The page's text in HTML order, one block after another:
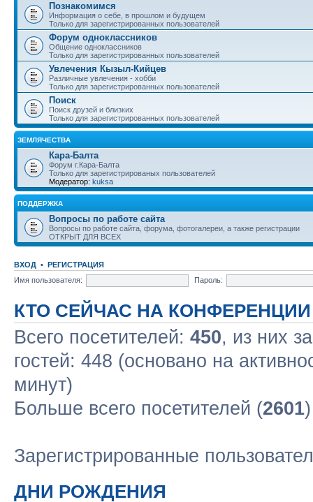
Познакомимся
Информация о себе, в прошлом и будущем
Только для зарегистрированных пользователей
Форум одноклассников
Общение одноклассников
Только для зарегистрированных пользователей
Увлечения Кызыл-Кийцев
Различные увлечения - хобби
Только для зарегистрированных пользователей
Поиск
Поиск друзей и близких
Только для зарегистрированных пользователей
ЗЕМЛЯЧЕСТВА
Кара-Балта
Форум г.Кара-Балта
Только для зарегистрированых пользователей
Модератор: kuksa
ПОДДЕРЖКА
Вопросы по работе сайта
Вопросы по работе сайта, форума, фотогалереи, а также регистрации
ОТКРЫТ ДЛЯ ВСЕХ
ВХОД • РЕГИСТРАЦИЯ
Имя пользователя:
Пароль:
КТО СЕЙЧАС НА КОНФЕРЕНЦИИ
Всего посетителей: 450, из них
гостей: 448 (основано на
минут)
Больше всего посетителей (2601
Зарегистрированные
ДНИ РОЖДЕНИЯ